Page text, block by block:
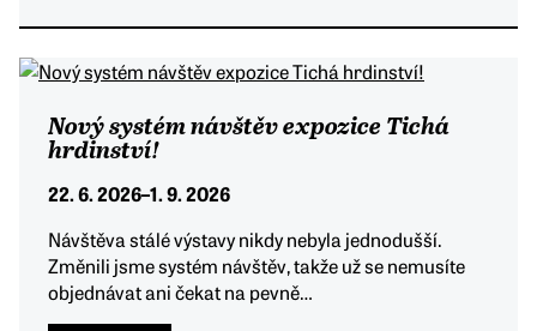
Nový systém návštěv expozice Tichá
hrdinství!
22. 6. 2026–1. 9. 2026
Návštěva stálé výstavy nikdy nebyla jednodušší.
Změnili jsme systém návštěv, takže už se nemusíte
objednávat ani čekat na pevně…